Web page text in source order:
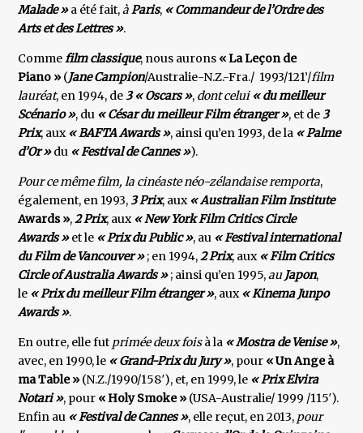
Malade »a été fait,àParis, « Commandeur de l’Ordre des
Arts et des Lettres ».
Commefilm classique, nous aurons « La Leçon de
Piano » (Jane Campion/Australie-N.Z.-Fra./ 1993/121’/film
lauréat, en 1994, de3 « Oscars », dont celui« du meilleur
Scénario », du « César du meilleur Film étranger », et de3
Prix, aux « BAFTA Awards », ainsi qu’en 1993, de la « Palme
d’Or »du « Festival de Cannes »).
Pour ce même film, la cinéaste néo-zélandaise remporta,
également, en 1993,3 Prix, aux « Australian Film Institute
Awards »,2 Prix, aux « New York Film Critics Circle
Awards »et le « Prix du Public », au « Festival international
du Film de Vancouver »; en 1994,2 Prix, aux« Film Critics
Circle of Australia Awards »; ainsi qu’en 1995,auJapon,
le « Prix du meilleur Film étranger », aux « Kinema Junpo
Awards ».
En outre, elle fut primée deux foisà la « Mostra de Venise »,
avec, en 1990, le « Grand-Prix du Jury », pour « Un Ange à
ma Table » (N.Z./1990/158′), et, en 1999, le « Prix Elvira
Notari », pour « Holy Smoke » (USA-Australie/ 1999 /115′).
Enfin au « Festival de Cannes », elle reçut, en 2013, pour